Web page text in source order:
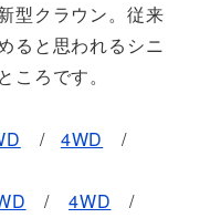
型クラウン。従来
ると思われるシニ
ころです。
/ 4WD /
/4WD /